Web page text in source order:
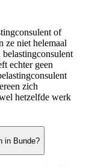
of
ze niet helemaal
echter geen
zich
hetzelfde werk
in Bunde?